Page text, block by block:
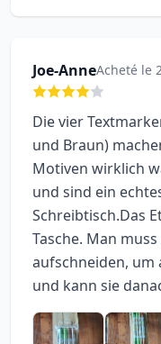
Joe-AnneAcheté le
Die vier
und Braun)
Motiven wirklich
und sind ein
Schreibtisch. ​Das
Tasche. Man
aufschneiden, um
und kann sie